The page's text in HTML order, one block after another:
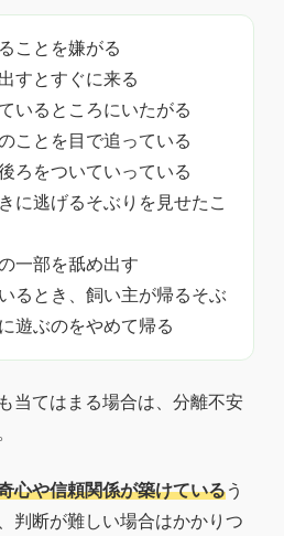
ことを嫌がる
すとすぐに来る
いるところにいたがる
ことを目で追っている
ろをついていっている
に逃げるそぶりを見せたこ
一部を舐め出す
るとき、飼い主が帰るそぶ
遊ぶのをやめて帰る
当てはまる場合は、分離不安
心や信頼関係が築けているう
判断が難しい場合はかかりつ